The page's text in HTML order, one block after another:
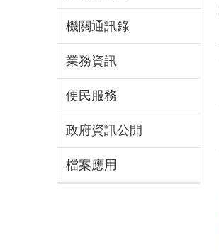
機關通訊錄
業務資訊
便民服務
政府資訊公開
檔案應用